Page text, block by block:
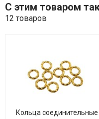
С этим товаром
12 товаров
Кольца соединительные